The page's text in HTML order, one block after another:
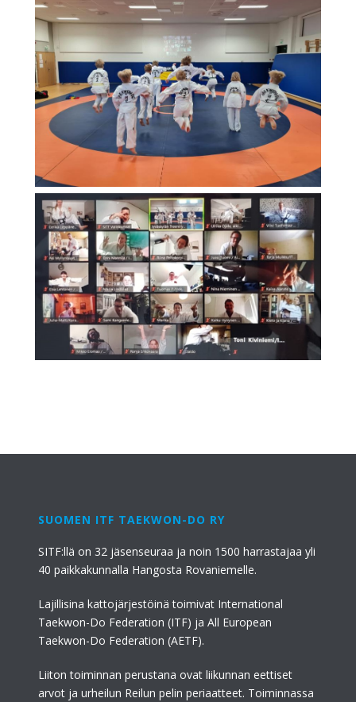
SUOMEN ITF TAEKWON-DO RY
SITF:llä on 32 jäsenseuraa ja noin 1500 harrastajaa yli
40 paikkakunnalla Hangosta Rovaniemelle.
Lajillisina kattojärjestöinä toimivat International
Taekwon-Do Federation (ITF) ja All European
Taekwon-Do Federation (AETF).
Liiton toiminnan perustana ovat liikunnan eettiset
arvot ja urheilun Reilun pelin periaatteet. Toiminnassa